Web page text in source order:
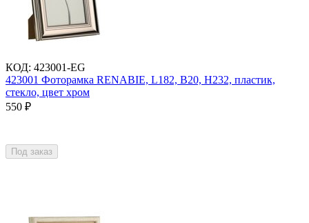
КОД: 423001-EG
423001 Фоторамка RENABIE, L182, B20, H232, пластик,
стекло, цвет хром
550 ₽
Под заказ